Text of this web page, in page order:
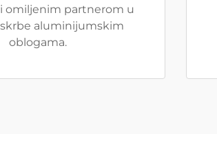
omiljenim partnerom u
aluminijumskim
oblogama.